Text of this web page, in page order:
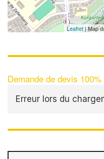
Leaflet| Map
Demande de devis
Erreur lors du